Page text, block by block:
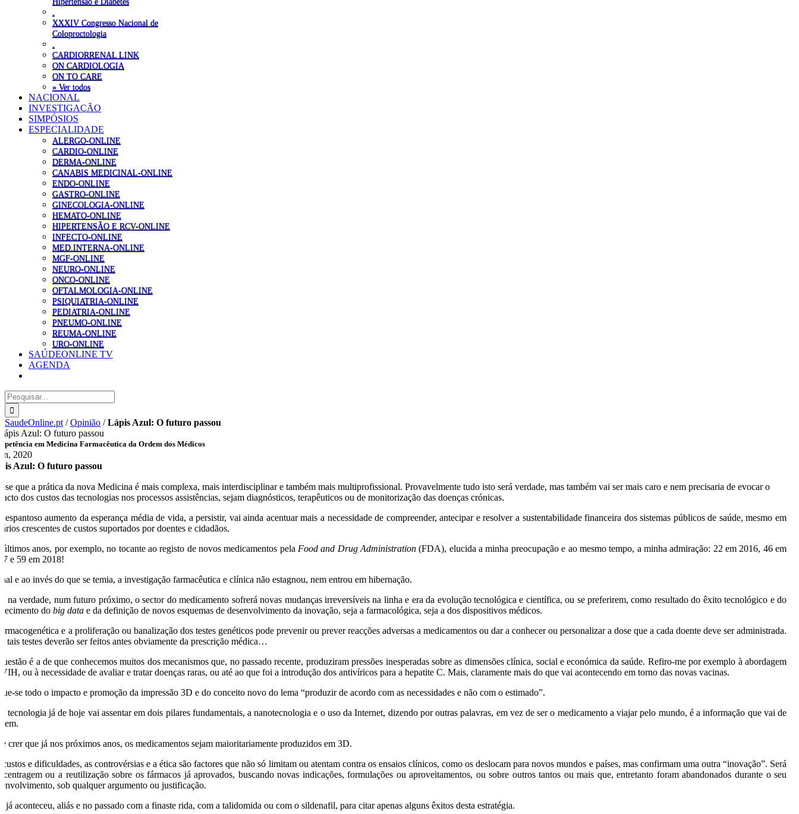
XXXIV Congresso Nacional de
Coloproctologia
CARDIORRENAL LINK
ON CARDIOLOGIA
ON TO CARE
» Ver todos
NACIONAL
INVESTIGAÇÃO
SIMPÓSIOS
ESPECIALIDADE
ALERGO-ONLINE
CARDIO-ONLINE
DERMA-ONLINE
CANABIS MEDICINAL-ONLINE
ENDO-ONLINE
GASTRO-ONLINE
GINECOLOGIA-ONLINE
HEMATO-ONLINE
HIPERTENSÃO E RCV-ONLINE
INFECTO-ONLINE
MED.INTERNA-ONLINE
MGF-ONLINE
NEURO-ONLINE
ONCO-ONLINE
OFTALMOLOGIA-ONLINE
PSIQUIATRIA-ONLINE
PEDIATRIA-ONLINE
PNEUMO-ONLINE
REUMA-ONLINE
URO-ONLINE
SAÚDEONLINE TV
AGENDA
Pesquisar
SaudeOnline.pt /Opinião /Lápis Azul: O futuro passou
em Medicina Farmacêutica da Ordem dos Médicos
2020
Azul: O futuro passou
se que a prática da nova Medicina é mais complexa, mais interdisciplinar e também mais multiprofissional. Provavelmente tudo isto será verdade, mas também vai ser mais caro e nem precisaria de evocar o
dos custos das tecnologias nos processos assistências, sejam diagnósticos, terapêuticos ou de monitorização das doenças crónicas.
espantoso aumento da esperança média de vida, a persistir, vai ainda acentuar mais a necessidade de compreender, antecipar e resolver a sustentabilidade financeira dos sistemas públicos de saúde, mesmo em
crescentes de custos suportados por doentes e cidadãos.
últimos anos, por exemplo, no tocante ao registo de novos medicamentos pela Food and Drug Administration (FDA), elucida a minha preocupação e ao mesmo tempo, a minha admiração: 22 em 2016, 46 em
e 59 em 2018!
e ao invés do que se temia, a investigação farmacêutica e clínica não estagnou, nem entrou em hibernação.
na verdade, num futuro próximo, o sector do medicamento sofrerá novas mudanças irreversíveis na linha e era da evolução tecnológica e científica, ou se preferirem, como resultado do êxito tecnológico e do
dobig data e da definição de novos esquemas de desenvolvimento da inovação, seja a farmacológica, seja a dos dispositivos médicos.
e a proliferação ou banalização dos testes genéticos pode prevenir ou prever reacções adversas a medicamentos ou dar a conhecer ou personalizar a dose que a cada doente deve ser administrada.
tais testes deverão ser feitos antes obviamente da prescrição médica…
é a de que conhecemos muitos dos mecanismos que, no passado recente, produziram pressões inesperadas sobre as dimensões clínica, social e económica da saúde. Refiro-me por exemplo à abordagem
ou à necessidade de avaliar e tratar doenças raras, ou até ao que foi a introdução dos antivíricos para a hepatite C. Mais, claramente mais do que vai acontecendo em torno das novas vacinas.
se todo o impacto e promoção da impressão 3D e do conceito novo do lema “produzir de acordo com as necessidades e não com o estimado”.
tecnologia já de hoje vai assentar em dois pilares fundamentais, a nanotecnologia e o uso da Internet, dizendo por outras palavras, em vez de ser o medicamento a viajar pelo mundo, é a informação que vai de
crer que já nos próximos anos, os medicamentos sejam maioritariamente produzidos em 3D.
custos e dificuldades, as controvérsias e a ética são factores que não só limitam ou atentam contra os ensaios clínicos, como os deslocam para novos mundos e países, mas confirmam uma outra “inovação”. Será
ou a reutilização sobre os fármacos já aprovados, buscando novas indicações, formulações ou aproveitamentos, ou sobre outros tantos ou mais que, entretanto foram abandonados durante o seu
sob qualquer argumento ou justificação.
já aconteceu, aliás e no passado com a finaste rida, com a talidomida ou com o sildenafil, para citar apenas alguns êxitos desta estratégia.